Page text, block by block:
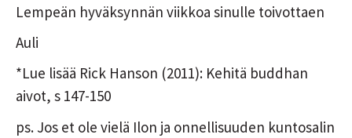
Lempeän hyväksynnän viikkoa sinulle toivottaen
Auli
*Lue lisää Rick Hanson (2011): Kehitä buddhan
aivot, s 147-150
ps. Jos et ole vielä Ilon ja onnellisuuden kuntosalin